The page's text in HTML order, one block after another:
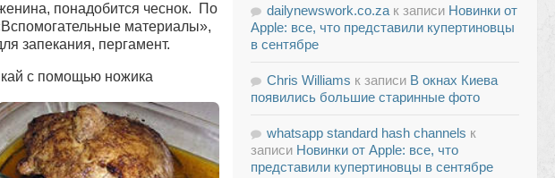
понадобится чеснок. По
материалы»,
запекания, пергамент.
с помощью ножика
dailynewswork.co.za к записи Новинки от
Apple: все, что представили купертиновцы
в сентябре
Chris Williams к записи В окнах Киева
появились большие старинные фото
whatsapp standard hash channels к
записи Новинки от Apple: все, что
представили купертиновцы в сентябре